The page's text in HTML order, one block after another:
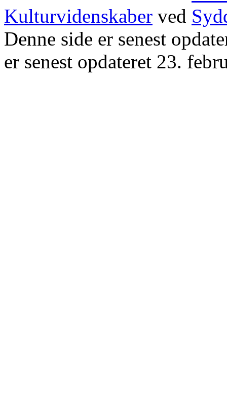
Kulturvidenskaber ved
Denne side er senest
er senest opdateret 23.